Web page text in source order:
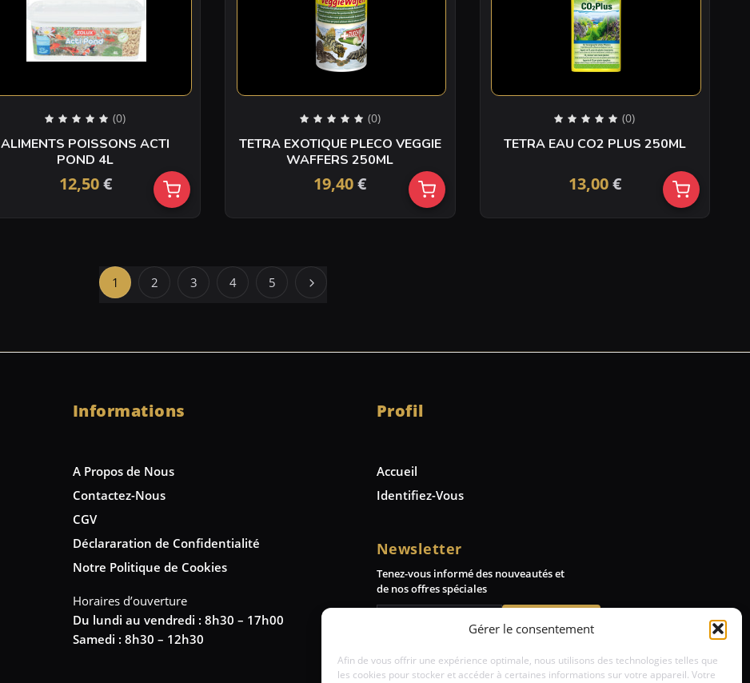
Gérer le consentement
Afin de vous offrir une expérience optimale, nous utilisons des technologies telles que
les cookies pour stocker et accéder à certaines informations sur votre appareil. Votre
(0)
ALIMENTS POISSONS ACTI
POND 4L
12,50€
(0)
TETRA EXOTIQUE PLECO VEGGIE
WAFFERS 250ML
19,40€
(0)
TETRA EAU CO2 PLUS 250ML
13,00€
1 2 3 4 5
Informations
A Propos de Nous
Contactez-Nous
CGV
Déclararation de Confidentialité
Notre Politique de Cookies
Horaires d’ouverture
Du lundi au vendredi : 8h30 – 17h00
Samedi : 8h30 – 12h30
Profil
Accueil
Identifiez-Vous
Newsletter
Tenez-vous informé des nouveautés et
de nos offres spéciales